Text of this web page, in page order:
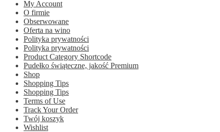
My Account
O firmie
Obserwowane
Oferta na wino
Polityka prywatności
Polityka prywatności
Product Category Shortcode
Pudełko świąteczne, jakość Premium
Shop
Shopping Tips
Shopping Tips
Terms of Use
Track Your Order
Twój koszyk
Wishlist